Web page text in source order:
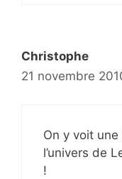
Christophe
21 novembre
On y voit
l’univers de
!